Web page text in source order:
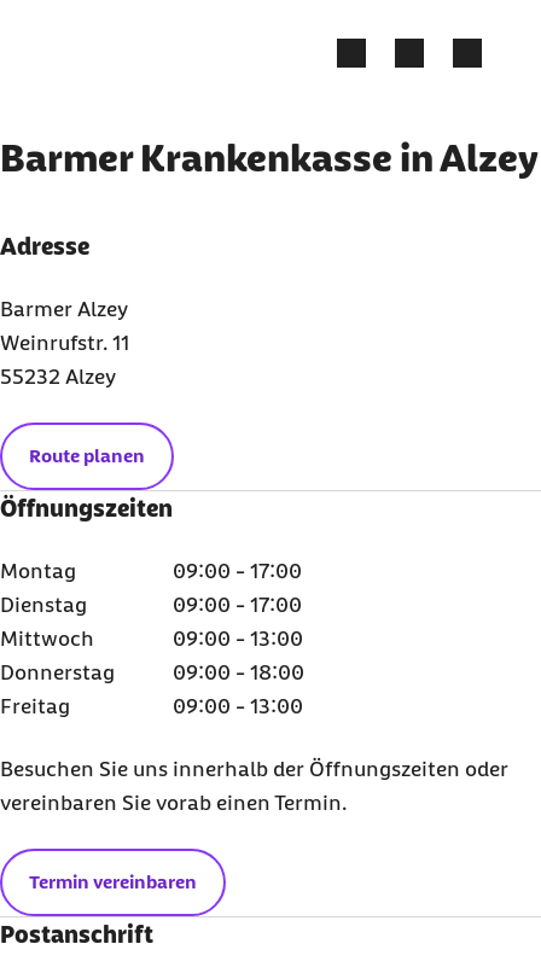
Barmer Krankenkasse in Alzey
Adresse
Barmer Alzey
Weinrufstr. 11
55232 Alzey
Route planen
Öffnungszeiten
Montag
09:00 - 17:00
Dienstag
09:00 - 17:00
Mittwoch
09:00 - 13:00
Donnerstag
09:00 - 18:00
Freitag
09:00 - 13:00
Besuchen Sie uns innerhalb der Öffnungszeiten oder
vereinbaren Sie vorab einen Termin.
Termin vereinbaren
Postanschrift